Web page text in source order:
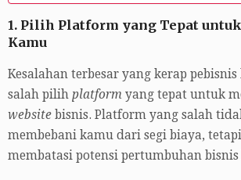
1. Pilih Platform yang Tepat untuk
Kamu
Kesalahan terbesar yang kerap
salah pilih platform yang tepat untuk
website bisnis. Platform yang salah
membebani kamu dari segi biaya,
membatasi potensi pertumbuhan